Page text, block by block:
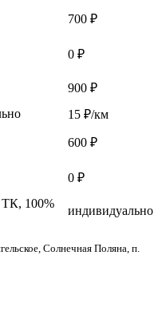
700 ₽
0 ₽
900 ₽
15 ₽/км
600 ₽
0 ₽
100%
индивидуально
Солнечная Поляна, п.